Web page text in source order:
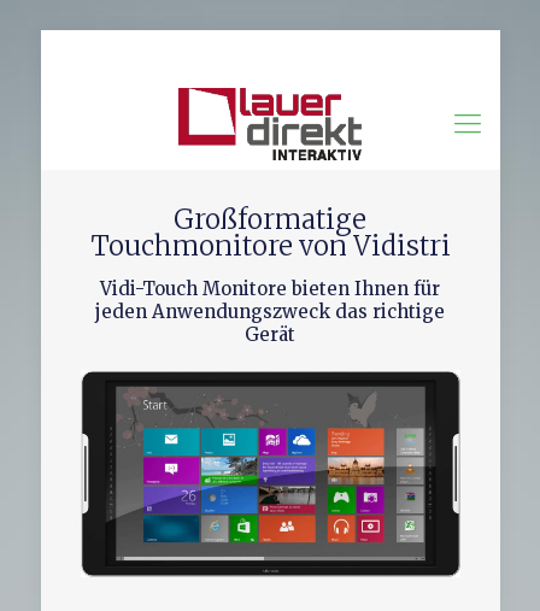
Großformatige
Touchmonitore von Vidistri
Vidi-Touch Monitore bieten Ihnen für
jeden Anwendungszweck das richtige
Gerät